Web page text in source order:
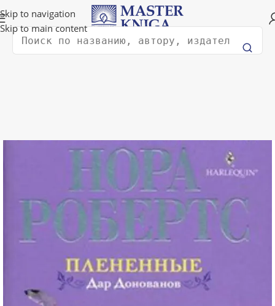
Skip to navigation
Skip to main content
Доставка в любую страну мира!
Поиск